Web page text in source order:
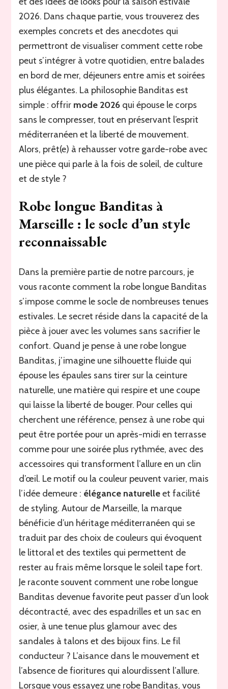
2026. Dans chaque partie, vous trouverez des
exemples concrets et des anecdotes qui
permettront de visualiser comment cette robe
peut s’intégrer à votre quotidien, entre balades
en bord de mer, déjeuners entre amis et soirées
plus élégantes. La philosophie Banditas est
simple : offrir mode 2026 qui épouse le corps
sans le compresser, tout en préservant l’esprit
méditerranéen et la liberté de mouvement.
Alors, prêt(e) à rehausser votre garde-robe avec
une pièce qui parle à la fois de soleil, de culture
et de style ?
Robe longue Banditas à
Marseille : le socle d’un style
reconnaissable
Dans la première partie de notre parcours, je
vous raconte comment la robe longue Banditas
s’impose comme le socle de nombreuses tenues
estivales. Le secret réside dans la capacité de la
pièce à jouer avec les volumes sans sacrifier le
confort. Quand je pense à une robe longue
Banditas, j’imagine une silhouette fluide qui
épouse les épaules sans tirer sur la ceinture
naturelle, une matière qui respire et une coupe
qui laisse la liberté de bouger. Pour celles qui
cherchent une référence, pensez à une robe qui
peut être portée pour un après-midi en terrasse
comme pour une soirée plus rythmée, avec des
accessoires qui transforment l’allure en un clin
d’œil. Le motif ou la couleur peuvent varier, mais
l’idée demeure : élégance naturelleet facilité
de styling. Autour de Marseille, la marque
bénéficie d’un héritage méditerranéen qui se
traduit par des choix de couleurs qui évoquent
le littoral et des textiles qui permettent de
rester au frais même lorsque le soleil tape fort.
Je raconte souvent comment une robe longue
Banditas devenue favorite peut passer d’un look
décontracté, avec des espadrilles et un sac en
osier, à une tenue plus glamour avec des
sandales à talons et des bijoux fins. Le fil
conducteur ? L’aisance dans le mouvement et
l’absence de fioritures qui alourdissent l’allure.
Lorsque vous essayez une robe Banditas, vous